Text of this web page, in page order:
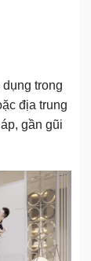
trong
địa trung
gần gũi